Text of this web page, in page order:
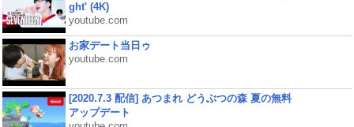
ght' (4K)
youtube.com
お家デート当日ゥ
youtube.com
[2020.7.3 配信] あつまれ どうぶつの森 夏の無料
アップデート